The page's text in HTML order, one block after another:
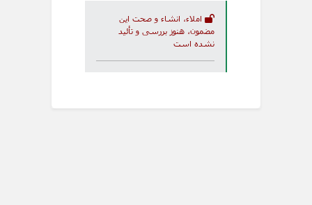
املاء، انشاء و صحت این
مضمون، هنوز بررسی و تأئید
نشده است